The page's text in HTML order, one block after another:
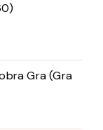
Gra (Gra